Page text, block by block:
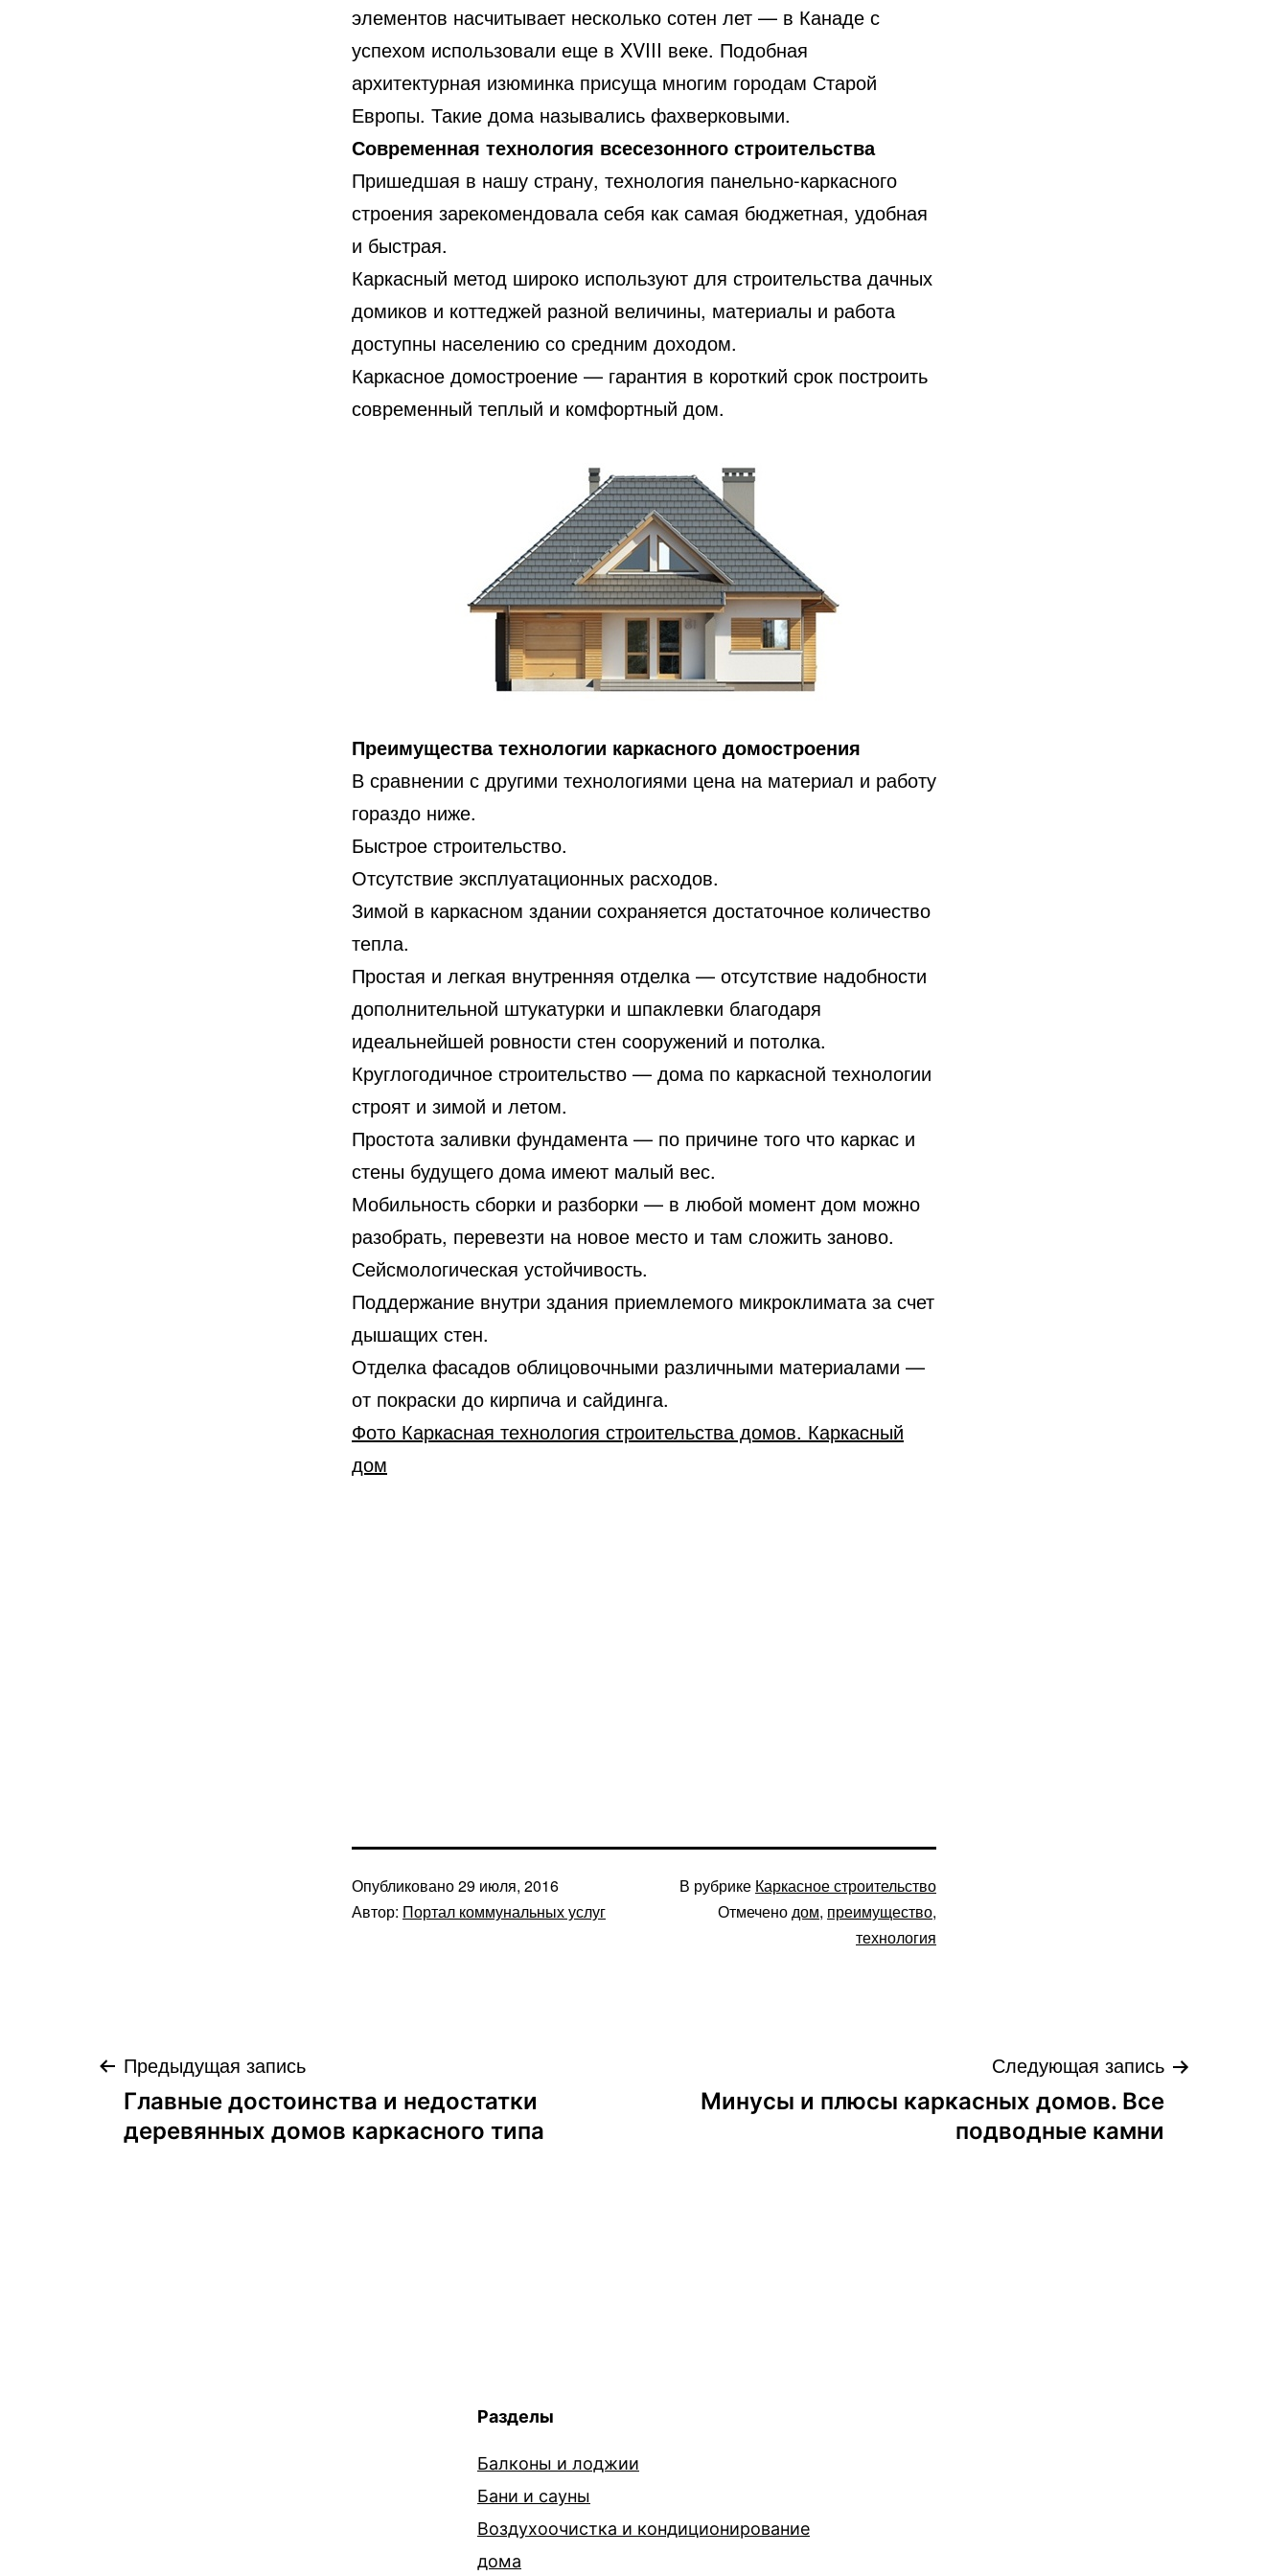
элементов насчитывает несколько сотен лет — в Канаде с
успехом использовали еще в XVIII веке. Подобная
архитектурная изюминка присуща многим городам Старой
Европы. Такие дома назывались фахверковыми.
Современная технология всесезонного строительства
Пришедшая в нашу страну, технология панельно-каркасного
строения зарекомендовала себя как самая бюджетная, удобная
и быстрая.
Каркасный метод широко используют для строительства дачных
домиков и коттеджей разной величины, материалы и работа
доступны населению со средним доходом.
Каркасное домостроение — гарантия в короткий срок построить
современный теплый и комфортный дом.
Преимущества технологии каркасного домостроения
В сравнении с другими технологиями цена на материал и работу
гораздо ниже.
Быстрое строительство.
Отсутствие эксплуатационных расходов.
Зимой в каркасном здании сохраняется достаточное количество
тепла.
Простая и легкая внутренняя отделка — отсутствие надобности
дополнительной штукатурки и шпаклевки благодаря
идеальнейшей ровности стен сооружений и потолка.
Круглогодичное строительство — дома по каркасной технологии
строят и зимой и летом.
Простота заливки фундамента — по причине того что каркас и
стены будущего дома имеют малый вес.
Мобильность сборки и разборки — в любой момент дом можно
разобрать, перевезти на новое место и там сложить заново.
Сейсмологическая устойчивость.
Поддержание внутри здания приемлемого микроклимата за счет
дышащих стен.
Отделка фасадов облицовочными различными материалами —
от покраски до кирпича и сайдинга.
Фото Каркасная технология строительства домов. Каркасный
дом
Опубликовано29 июля, 2016
Автор: Портал коммунальных услуг
В рубрике Каркасное строительство
Отмеченодом, преимущество,
технология
Навигация
по
Предыдущая запись
Главные достоинства и недостатки
деревянных домов каркасного типа
Следующая запись
Минусы и плюсы каркасных домов. Все
подводные камни
Разделы
Балконы и лоджии
Бани и сауны
Воздухоочистка и кондиционирование
дома